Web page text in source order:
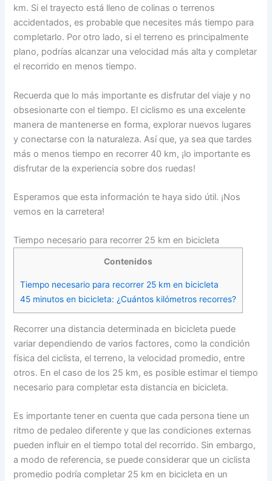
km. Si el trayecto está lleno de colinas o terrenos
accidentados, es probable que necesites más tiempo para
completarlo. Por otro lado, si el terreno es principalmente
plano, podrías alcanzar una velocidad más alta y completar
el recorrido en menos tiempo.
Recuerda que lo más importante es disfrutar del viaje y no
obsesionarte con el tiempo. El ciclismo es una excelente
manera de mantenerse en forma, explorar nuevos lugares
y conectarse con la naturaleza. Así que, ya sea que tardes
más o menos tiempo en recorrer 40 km, ¡lo importante es
disfrutar de la experiencia sobre dos ruedas!
Esperamos que esta información te haya sido útil. ¡Nos
vemos en la carretera!
Tiempo necesario para recorrer 25 km en bicicleta
Contenidos
Tiempo necesario para recorrer 25 km en bicicleta
45 minutos en bicicleta: ¿Cuántos kilómetros recorres?
Recorrer una distancia determinada en bicicleta puede
variar dependiendo de varios factores, como la condición
física del ciclista, el terreno, la velocidad promedio, entre
otros. En el caso de los 25 km, es posible estimar el tiempo
necesario para completar esta distancia en bicicleta.
Es importante tener en cuenta que cada persona tiene un
ritmo de pedaleo diferente y que las condiciones externas
pueden influir en el tiempo total del recorrido. Sin embargo,
a modo de referencia, se puede considerar que un ciclista
promedio podría completar 25 km en bicicleta en un